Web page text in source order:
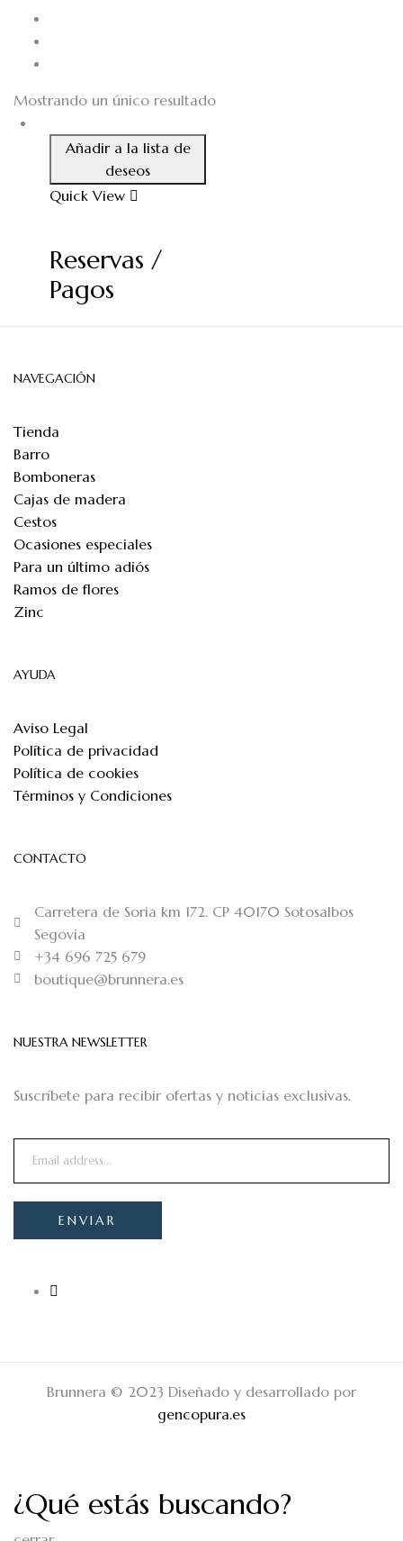
Mostrando un único resultado
Añadir a la lista de
deseos
Quick View
Reservas /
Pagos
NAVEGACIÓN
Tienda
Barro
Bomboneras
Cajas de madera
Cestos
Ocasiones especiales
Para un último adiós
Ramos de flores
Zinc
AYUDA
Aviso Legal
Política de privacidad
Política de cookies
Términos y Condiciones
CONTACTO
Carretera de Soria km 172. CP 40170 Sotosalbos
Segovia
+34 696 725 679
boutique@brunnera.es
NUESTRA NEWSLETTER
Suscríbete para recibir ofertas y noticias exclusivas.
Brunnera © 2023 Diseñado y desarrollado por
gencopura.es
¿Qué estás buscando?